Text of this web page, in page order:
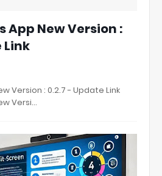
App New Version :
Link
Version : 0.2.7 - Update Link
Versi…